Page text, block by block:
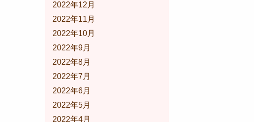
2022年12月
2022年11月
2022年10月
2022年9月
2022年8月
2022年7月
2022年6月
2022年5月
2022年4月